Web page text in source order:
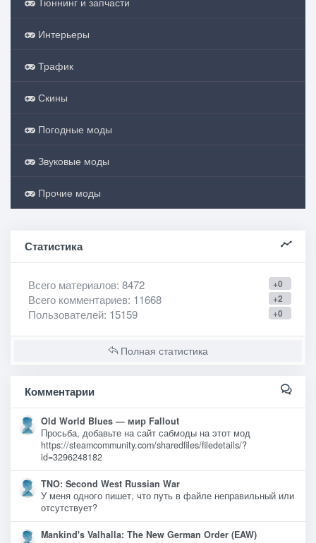
Интерьеры
Трафик
Скины
Погодные моды
Звуковые моды
Прочие моды
Статистика
+0
Всего материалов: 8472
+2
Всего комментариев: 11668
+0
Пользователей: 15159
Полная статистика
Комментарии
Old World Blues — мир Fallout
Просьба, добавьте на сайт сабмоды на этот мод
https://steamcommunity.com/sharedfiles/filedetails/?
id=3296248182
TNO: Second West Russian War
У меня одного пишет, что путь в файле неправильный или
отсутствует?
Mankind's Valhalla: The New German Order (EAW)